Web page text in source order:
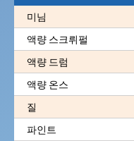
미님
액량 스크뤼펄
액량 드럼
액량 온스
질
파인트